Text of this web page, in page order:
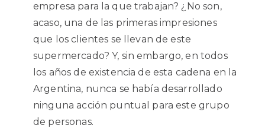
empresa para la que trabajan? ¿No son,
acaso, una de las primeras impresiones
que los clientes se llevan de este
supermercado? Y, sin embargo, en todos
los años de existencia de esta cadena en la
Argentina, nunca se había desarrollado
ninguna acción puntual para este grupo
de personas.